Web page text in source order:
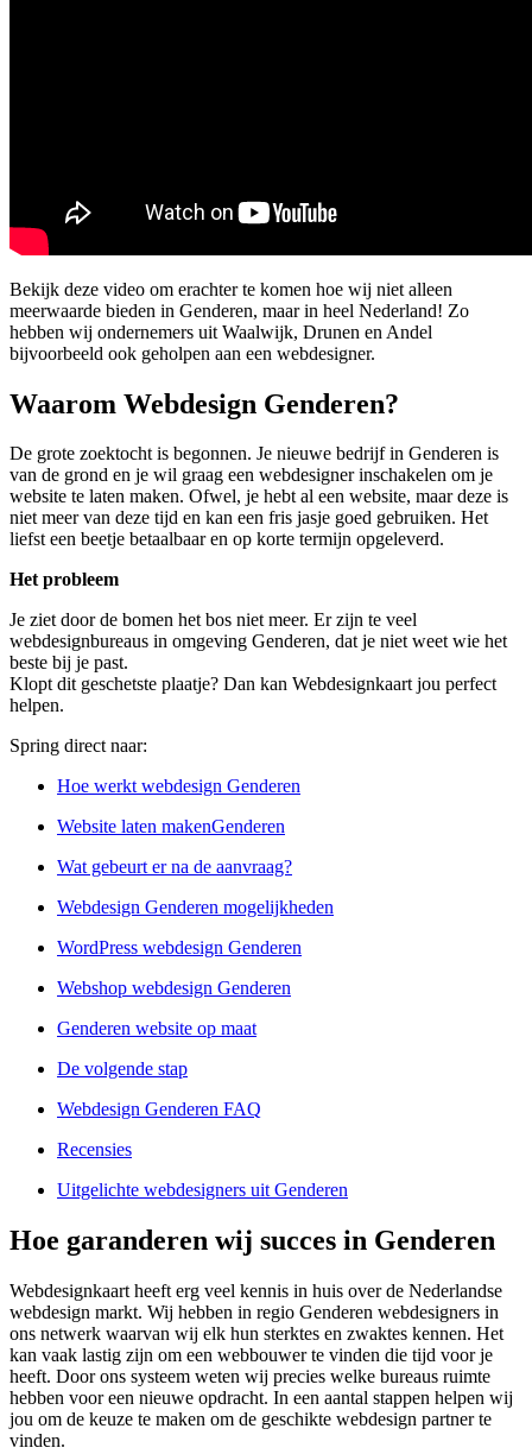
Bekijk deze video om erachter te komen hoe wij niet alleen
meerwaarde bieden in Genderen, maar in heel Nederland! Zo
hebben wij ondernemers uit Waalwijk, Drunen en Andel
bijvoorbeeld ook geholpen aan een webdesigner.
Waarom Webdesign Genderen?
De grote zoektocht is begonnen. Je nieuwe bedrijf in Genderen is
van de grond en je wil graag een webdesigner inschakelen om je
website te laten maken. Ofwel, je hebt al een website, maar deze is
niet meer van deze tijd en kan een fris jasje goed gebruiken. Het
liefst een beetje betaalbaar en op korte termijn opgeleverd.
Het probleem
Je ziet door de bomen het bos niet meer. Er zijn te veel
webdesignbureaus in omgeving Genderen, dat je niet weet wie het
beste bij je past.
Klopt dit geschetste plaatje? Dan kan Webdesignkaart jou perfect
helpen.
Spring direct naar:
Hoe werkt webdesign Genderen
Website laten makenGenderen
Wat gebeurt er na de aanvraag?
Webdesign Genderen mogelijkheden
WordPress webdesign Genderen
Webshop webdesign Genderen
Genderen website op maat
De volgende stap
Webdesign Genderen FAQ
Recensies
Uitgelichte webdesigners uit Genderen
Hoe garanderen wij succes in Genderen
Webdesignkaart heeft erg veel kennis in huis over de Nederlandse
webdesign markt. Wij hebben in regio Genderen webdesigners in
ons netwerk waarvan wij elk hun sterktes en zwaktes kennen. Het
kan vaak lastig zijn om een webbouwer te vinden die tijd voor je
heeft. Door ons systeem weten wij precies welke bureaus ruimte
hebben voor een nieuwe opdracht. In een aantal stappen helpen wij
jou om de keuze te maken om de geschikte webdesign partner te
vinden.